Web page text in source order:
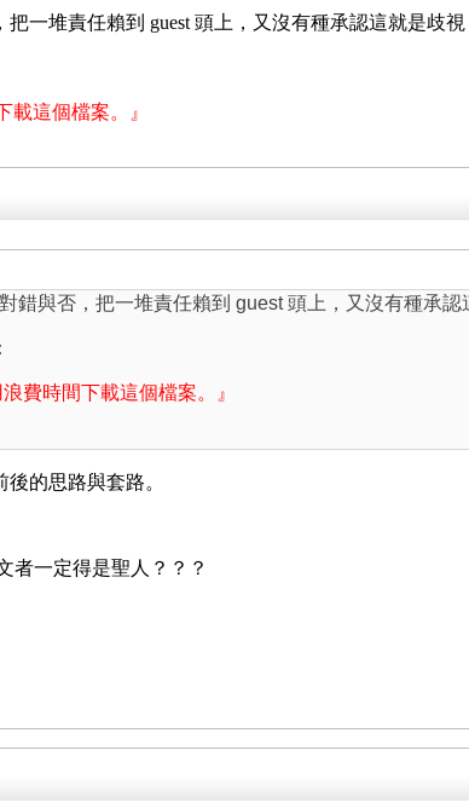
一堆責任賴到 guest 頭上，又沒有種承認這就是歧
載這個檔案。』
錯與否，把一堆責任賴到 guest 頭上，又沒有種承
費時間下載這個檔案。』
的思路與套路。
者一定得是聖人？？？